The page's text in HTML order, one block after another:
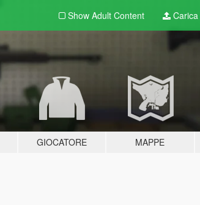
Show Adult Content Carica
GIOCATORE MAPPE